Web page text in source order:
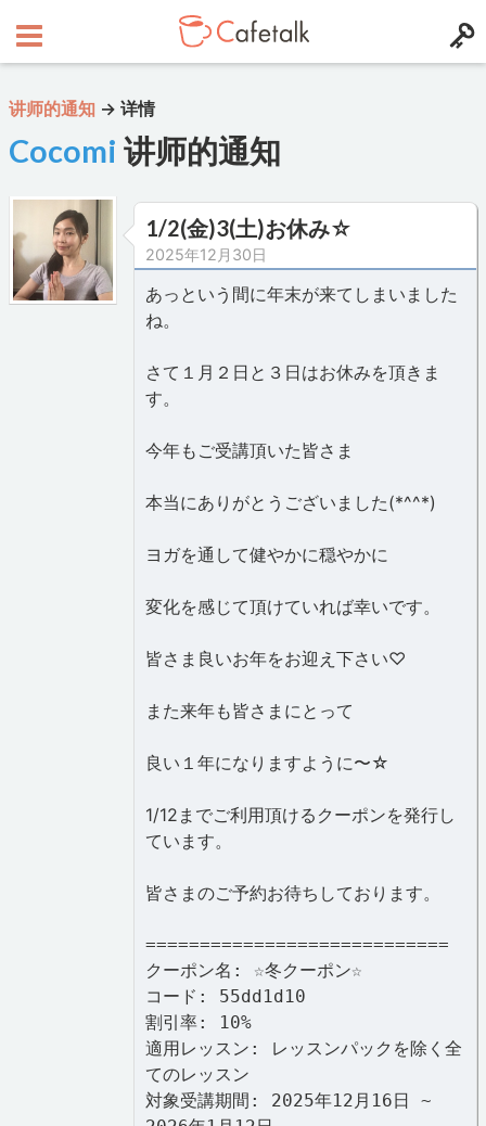
讲师的通知 → 详情
Cocomi 讲师的通知
1/2(金)3(土)お休み☆
2025年12月30日
あっという間に年末が来てしまいました
ね。
さて１月２日と３日はお休みを頂きま
す。
今年もご受講頂いた皆さま
本当にありがとうございました(*^^*)
ヨガを通して健やかに穏やかに
変化を感じて頂けていれば幸いです。
皆さま良いお年をお迎え下さい♡
また来年も皆さまにとって
良い１年になりますように〜☆
1/12までご利用頂けるクーポンを発行し
ています。
皆さまのご予約お待ちしております。
============================
クーポン名: ☆冬クーポン☆
コード: 55dd1d10
割引率: 10%
適用レッスン: レッスンパックを除く全
てのレッスン
対象受講期間: 2025年12月16日 ~